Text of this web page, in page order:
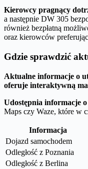
Kierowcy pragnący
a następnie DW 305
również bezpłatną
oraz kierowców
Gdzie sprawdzić
Aktualne informacje o
oferuje interaktywną
Udostępnia informacje
Maps czy Waze, które w
Informacja
Dojazd samochodem
Odległość z Poznania
Odległość z Berlina